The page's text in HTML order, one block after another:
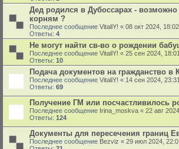
Дед родился в Дубоссарах - возможно
корням ?
Последнее сообщение VitaliY! « 08 окт 2024, 18:02
Ответы: 4
Не могут найти св-во о рождении
Последнее сообщение VitaliY! « 25 сен 2024, 18:01
Ответы: 10
Подача документов на гражданство в
Последнее сообщение VitaliY! « 14 сен 2024, 23:31
Ответы: 69
Получение ГМ или посчастливилось
Последнее сообщение Irina_moskva « 22 авг
Ответы: 124
Документы для пересечения границ
Последнее сообщение Bezviz « 29 июл 2024,